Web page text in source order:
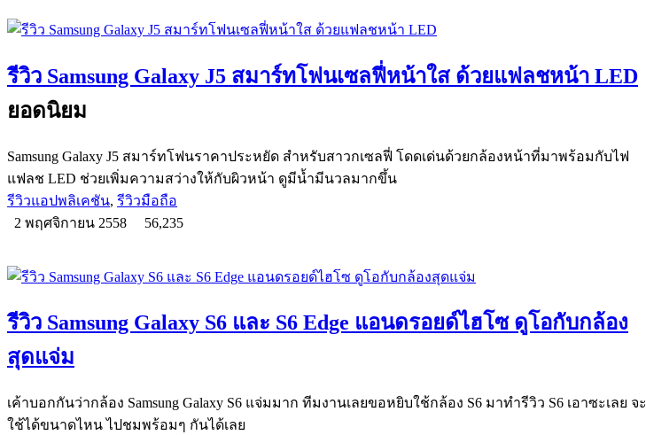
รีวิว Samsung Galaxy J5 สมาร์ทโฟนเซลฟี่หน้าใส ด้วยแฟลชหน้า LED
ยอดนิยม
Samsung Galaxy J5 สมาร์ทโฟนราคาประหยัด สำหรับสาวกเซลฟี่ โดดเด่นด้วยกล้องหน้าที่มาพร้อมกับไฟ
แฟลช LED ช่วยเพิ่มความสว่างให้กับผิวหน้า ดูมีน้ำมีนวลมากขึ้น
รีวิวแอปพลิเคชัน, รีวิวมือถือ
2 พฤศจิกายน 2558
56,235
รีวิว Samsung Galaxy S6 และ S6 Edge แอนดรอยด์ไฮโซ ดูโอกับกล้อง
สุดแจ่ม
เค้าบอกกันว่ากล้อง Samsung Galaxy S6 แจ่มมาก ทีมงานเลยขอหยิบใช้กล้อง S6 มาทำรีวิว S6 เอาซะเลย จะ
ใช้ได้ขนาดไหน ไปชมพร้อมๆ กันได้เลย